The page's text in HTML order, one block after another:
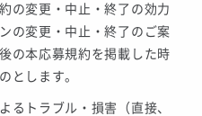
の変更・中止・終了の効力
の変更・中止・終了のご案
の本応募規約を掲載した時
とします。
るトラブル・損害（直接、